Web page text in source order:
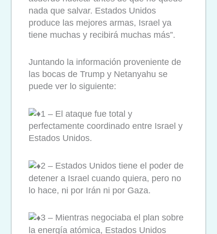
nada que salvar. Estados Unidos
produce las mejores armas, Israel ya
tiene muchas y recibirá muchas más”.
Juntando la información proveniente de
las bocas de Trump y Netanyahu se
puede ver lo siguiente:
1 – El ataque fue total y
perfectamente coordinado entre Israel y
Estados Unidos.
2 – Estados Unidos tiene el poder de
detener a Israel cuando quiera, pero no
lo hace, ni por Irán ni por Gaza.
3 – Mientras negociaba el plan sobre
la energía atómica, Estados Unidos